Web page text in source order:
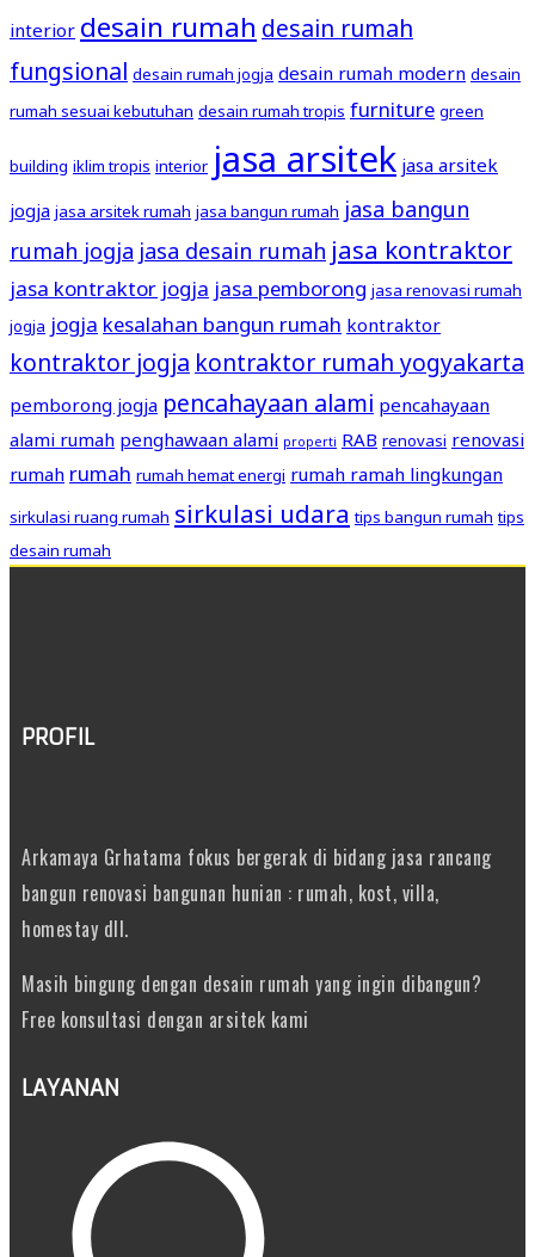
interior desain rumah desain rumah
fungsional desain rumah jogja desain rumah modern desain
rumah sesuai kebutuhan desain rumah tropis furniture green
building iklim tropis interior jasa arsitek jasa arsitek
jogja jasa arsitek rumah jasa bangun rumah jasa bangun
rumah jogja jasa desain rumah jasa kontraktor
jasa kontraktor jogja jasa pemborong jasa renovasi rumah
jogja jogja kesalahan bangun rumah kontraktor
kontraktor jogja kontraktor rumah yogyakarta
pemborong jogja pencahayaan alami pencahayaan
alami rumah penghawaan alami properti RAB renovasi renovasi
rumah rumah rumah hemat energi rumah ramah lingkungan
sirkulasi ruang rumah sirkulasi udara tips bangun rumah tips
desain rumah
PROFIL
Arkamaya Grhatama fokus bergerak di bidang jasa rancang
bangun renovasi bangunan hunian : rumah, kost, villa,
homestay dll.
Masih bingung dengan desain rumah yang ingin dibangun?
Free konsultasi dengan arsitek kami
LAYANAN